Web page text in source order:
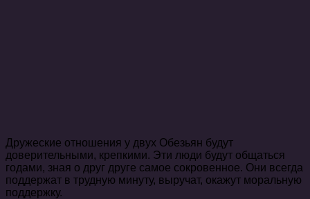
Дружеские отношения у двух Обезьян будут
доверительными, крепкими. Эти люди будут общаться
годами, зная о друг друге самое сокровенное. Они всегда
поддержат в трудную минуту, выручат, окажут моральную
поддержку.